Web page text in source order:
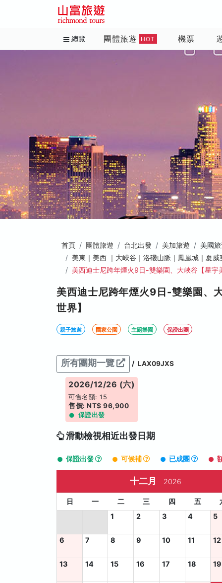
總覽 團體旅遊 HOT 機票
首頁 團體旅遊 台北出發 美加旅遊
美國
美東｜美西 ｜大峽谷｜洛磯山脈｜鳳凰城｜夏威
美西迪士尼跨年煙火9日-雙樂園、大峽谷【星宇
美西迪士尼跨年煙火9日-雙樂園、
世界】
親子旅遊 國家公園 主題樂園 保證出團
所有團期一覽 / LAX09JXS
2026/12/26 (六)
可售名額: 15
售價: NT$ 96,900
保證出發
滑動檢視相近出發日期
保證出發 可候補 已成團
十二月 2026
日 一 二 三 四 五
1
2 3 4 5
6 7 8 9 10 11 12
13 14 15 16 17 18 19